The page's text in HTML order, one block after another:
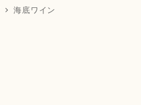
海底ワイン